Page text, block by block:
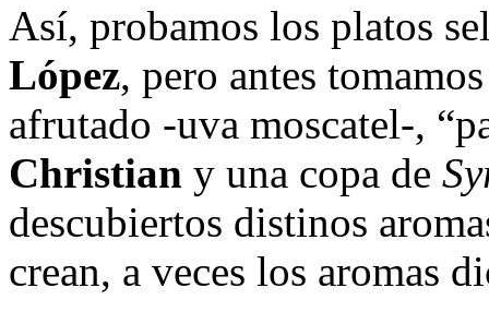
Así, probamos los platos
López, pero antes
afrutado -uva moscatel-,
Christian y una copa de
descubiertos distinos
crean, a veces los aromas